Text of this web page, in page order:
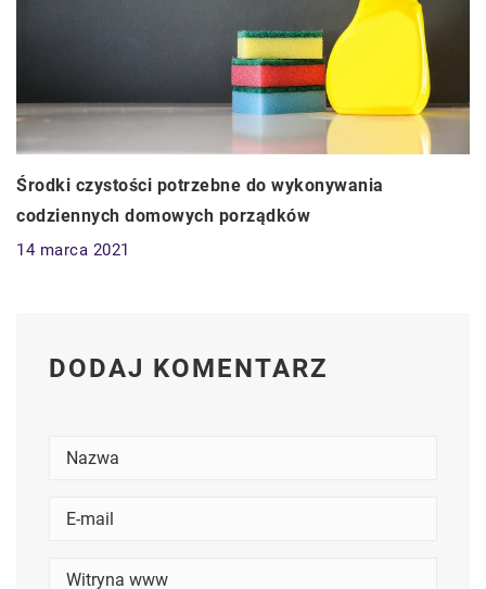
Środki czystości potrzebne do wykonywania
codziennych domowych porządków
14 marca 2021
DODAJ KOMENTARZ